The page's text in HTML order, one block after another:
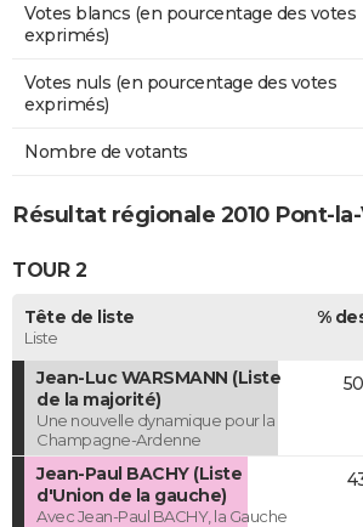
Votes blancs (en pourcentage des votes
exprimés)
Votes nuls (en pourcentage des votes
exprimés)
Nombre de votants
Résultat régionale 2010 Pont-
TOUR 2
Tête de liste
Liste
%
Jean-Luc WARSMANN (Liste
de la majorité)
Une nouvelle dynamique pour la
Champagne-Ardenne
Jean-Paul BACHY (Liste
d'Union de la gauche)
Avec Jean-Paul BACHY, la Gauche